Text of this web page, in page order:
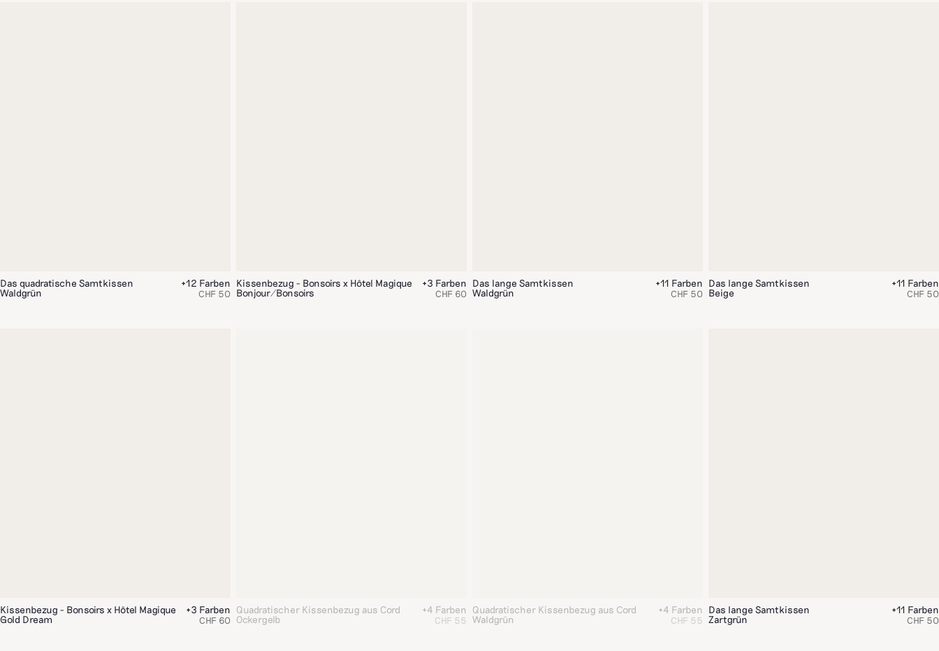
Das quadratische Samtkissen
Waldgrün
+12 Farben
CHF 50
Kissenbezug - Bonsoirs x Hôtel Magique
Bonjour/Bonsoirs
+3 Farben
CHF 60
Das lange Samtkissen
Waldgrün
+11 Farben
CHF 50
Das lange Samtkissen
Beige
+11 Farben
CHF 50
Kissenbezug - Bonsoirs x Hôtel Magique
Gold Dream
+3 Farben
CHF 60
Quadratischer Kissenbezug aus Cord
Ockergelb
+4 Farben
CHF 55
Quadratischer Kissenbezug aus Cord
Waldgrün
+4 Farben
CHF 55
Das lange Samtkissen
Zartgrün
+11 Farben
CHF 50